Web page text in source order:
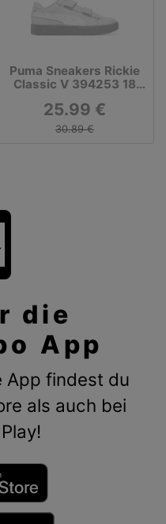
Puma Sneakers Rickie
Classic V 394253 18
25.99 €
30.89 €
die
App
App findest du
als auch bei